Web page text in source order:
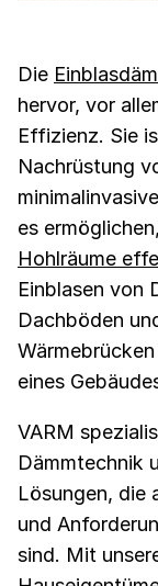
Die
hervor, vor
Effizienz. Sie
Nachrüstung
es
Hohlräume
Einblasen von
Dachböden
eines
VARM
Dämmtechnik
Lösungen, die
und
sind. Mit